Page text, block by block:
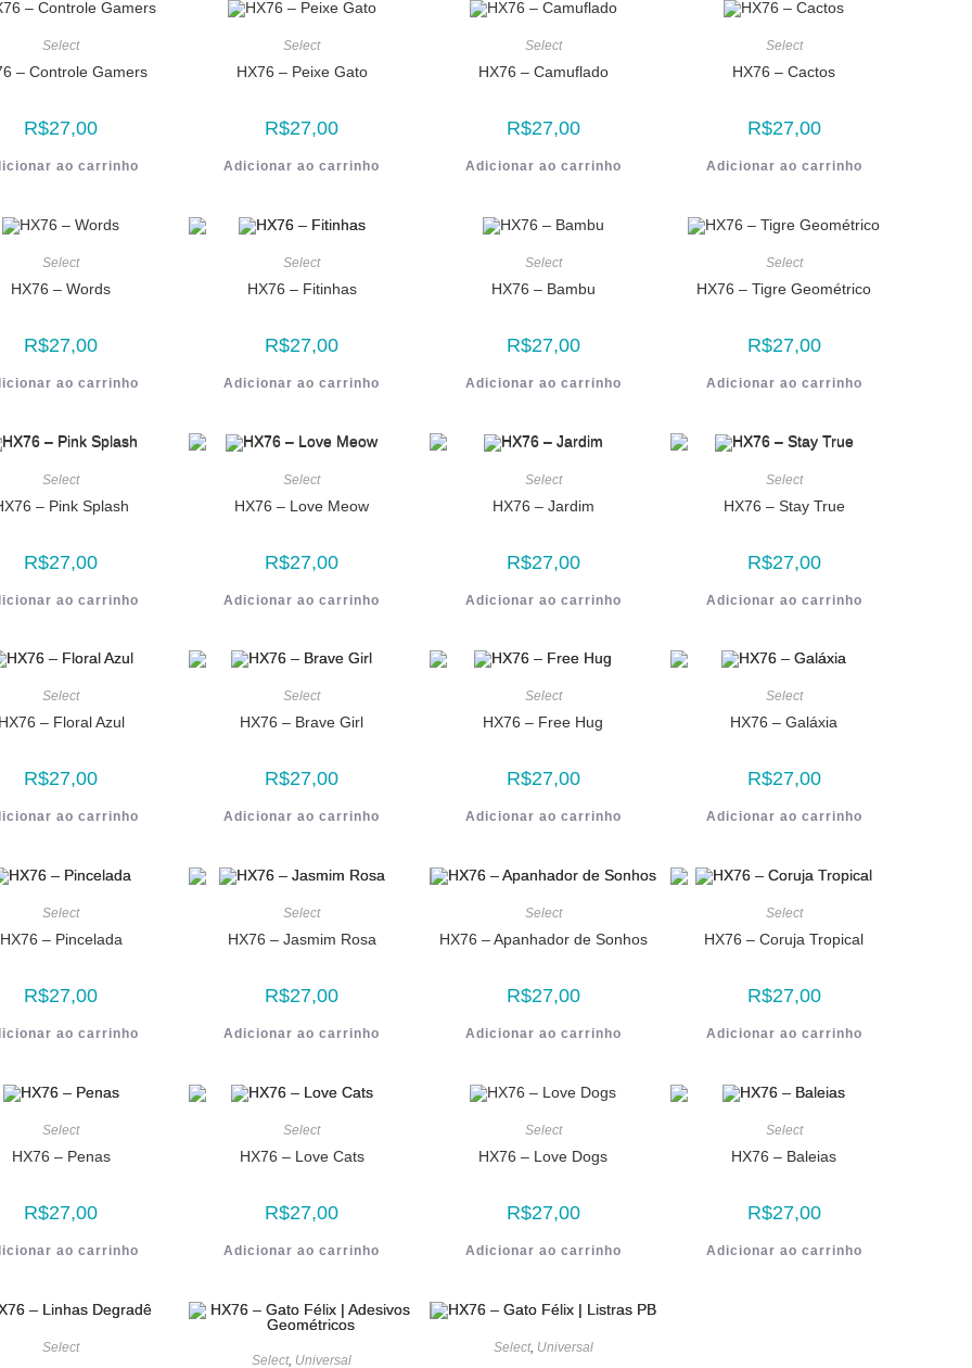
Select
– Controle Gamers
R$27,00
ao carrinho
Select
HX76 – Peixe Gato
R$27,00
Adicionar ao carrinho
Select
HX76 – Camuflado
R$27,00
Adicionar ao carrinho
Select
HX76 – Cactos
R$27,00
Adicionar ao carrinho
Select
HX76 – Words
R$27,00
ao carrinho
Select
HX76 – Fitinhas
R$27,00
Adicionar ao carrinho
Select
HX76 – Bambu
R$27,00
Adicionar ao carrinho
Select
HX76 – Tigre Geométrico
R$27,00
Adicionar ao carrinho
Select
– Pink Splash
R$27,00
ao carrinho
Select
HX76 – Love Meow
R$27,00
Adicionar ao carrinho
Select
HX76 – Jardim
R$27,00
Adicionar ao carrinho
Select
HX76 – Stay True
R$27,00
Adicionar ao carrinho
Select
– Floral Azul
R$27,00
ao carrinho
Select
HX76 – Brave Girl
R$27,00
Adicionar ao carrinho
Select
HX76 – Free Hug
R$27,00
Adicionar ao carrinho
Select
HX76 – Galáxia
R$27,00
Adicionar ao carrinho
Select
HX76 – Pincelada
R$27,00
ao carrinho
Select
HX76 – Jasmim Rosa
R$27,00
Adicionar ao carrinho
Select
HX76 – Apanhador de Sonhos
R$27,00
Adicionar ao carrinho
Select
HX76 – Coruja Tropical
R$27,00
Adicionar ao carrinho
Select
HX76 – Penas
R$27,00
ao carrinho
Select
HX76 – Love Cats
R$27,00
Adicionar ao carrinho
Select
HX76 – Love Dogs
R$27,00
Adicionar ao carrinho
Select
HX76 – Baleias
R$27,00
Adicionar ao carrinho
Select
Select, Universal
Select, Universal